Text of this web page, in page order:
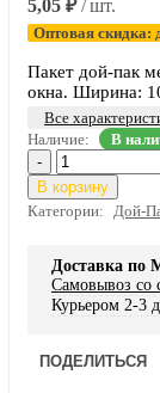
5,05 ₽ / шт.
Оптовая скидка:
Пакет дой-пак
окна. Ширина:
Все
Наличие:
В
-
В корзину
Категории:
Дой-
Доставка по
Самовывоз со
Курьером 2-3
ПОДЕЛИТЬСЯ